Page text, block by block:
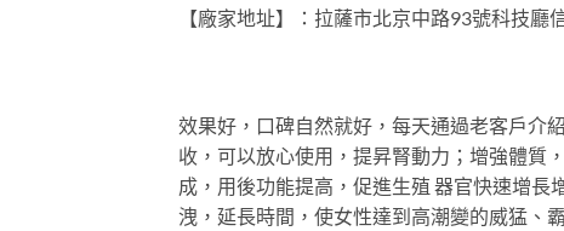
【廠家地址】：拉薩市北京中路93號科技廳
效果好，口碑自然就好，每天通過老客戶介
收，可以放心使用，提昇腎動力；增強體質
成，用後功能提高，促進生殖 器官快速增
洩，延長時間，使女性達到高潮變的威猛、